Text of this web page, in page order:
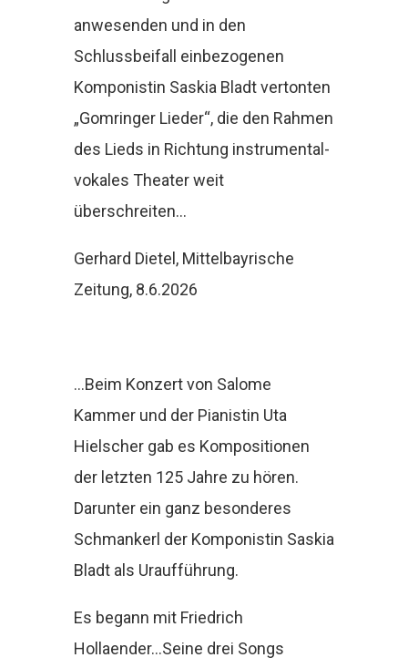
anwesenden und in den
Schlussbeifall einbezogenen
Komponistin Saskia Bladt vertonten
„Gomringer Lieder“, die den Rahmen
des Lieds in Richtung instrumental-
vokales Theater weit
überschreiten…
Gerhard Dietel, Mittelbayrische
Zeitung, 8.6.2026
…Beim Konzert von Salome
Kammer und der Pianistin Uta
Hielscher gab es Kompositionen
der letzten 125 Jahre zu hören.
Darunter ein ganz besonderes
Schmankerl der Komponistin Saskia
Bladt als Uraufführung.
Es begann mit Friedrich
Hollaender…Seine drei Songs